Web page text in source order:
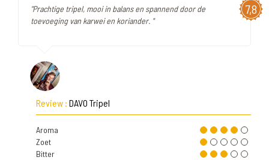
7,8
"Prachtige tripel, mooi in balans en spannend door de
toevoeging van karwei en koriander. "
Review : DAVO Tripel
Aroma
Zoet
Bitter